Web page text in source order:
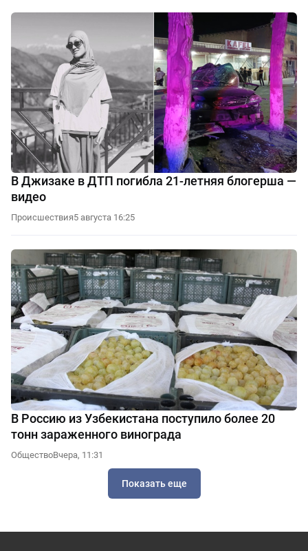
В Джизаке в ДТП погибла 21-летняя блогерша —
видео
Происшествия5 августа 16:25
В Россию из Узбекистана поступило более 20
тонн зараженного винограда
ОбществоВчера, 11:31
Показать еще